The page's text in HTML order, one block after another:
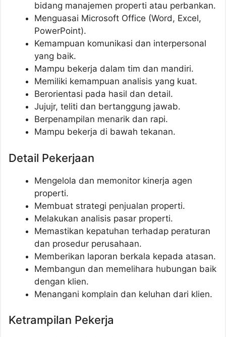
bidang manajemen properti atau perbankan.
Menguasai Microsoft Office (Word, Excel,
PowerPoint).
Kemampuan komunikasi dan interpersonal
yang baik.
Mampu bekerja dalam tim dan mandiri.
Memiliki kemampuan analisis yang kuat.
Berorientasi pada hasil dan detail.
Jujujr, teliti dan bertanggung jawab.
Berpenampilan menarik dan rapi.
Mampu bekerja di bawah tekanan.
Detail Pekerjaan
Mengelola dan memonitor kinerja agen
properti.
Membuat strategi penjualan properti.
Melakukan analisis pasar properti.
Memastikan kepatuhan terhadap peraturan
dan prosedur perusahaan.
Memberikan laporan berkala kepada atasan.
Membangun dan memelihara hubungan baik
dengan klien.
Menangani komplain dan keluhan dari klien.
Ketrampilan Pekerja